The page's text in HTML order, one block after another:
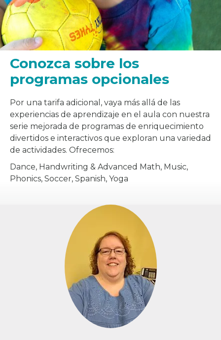
Conozca sobre los
programas opcionales
Por una tarifa adicional, vaya más allá de las
experiencias de aprendizaje en el aula con nuestra
serie mejorada de programas de enriquecimiento
divertidos e interactivos que exploran una variedad
de actividades. Ofrecemos:
Dance, Handwriting & Advanced Math, Music,
Phonics, Soccer, Spanish, Yoga